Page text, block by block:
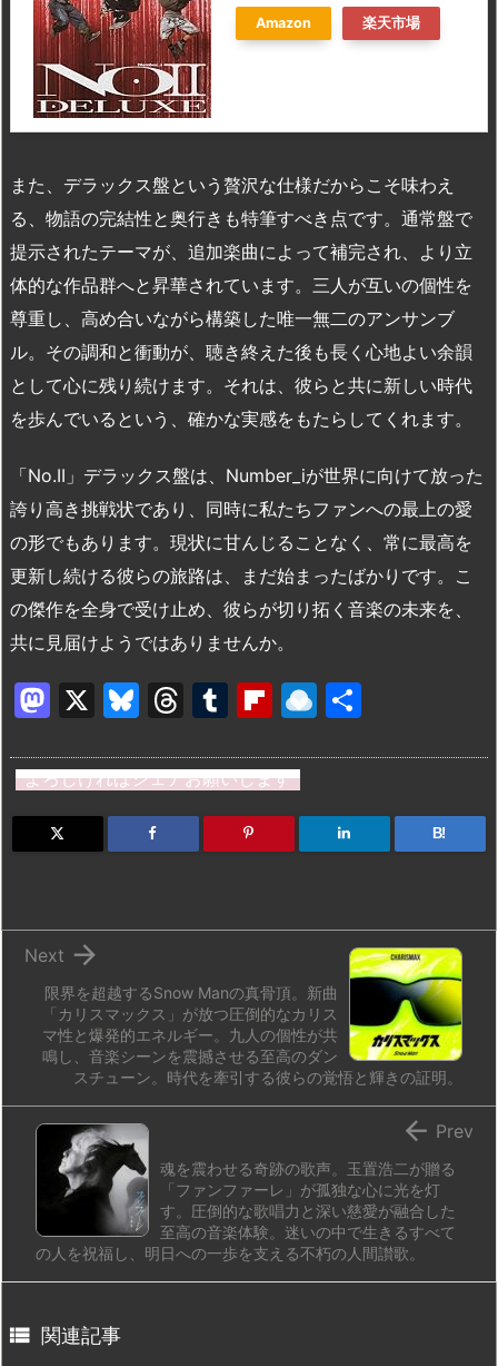
Amazon 楽天市場
また、デラックス盤という贅沢な仕様だからこそ味わえ
る、物語の完結性と奥行きも特筆すべき点です。通常盤で
提示されたテーマが、追加楽曲によって補完され、より立
体的な作品群へと昇華されています。三人が互いの個性を
尊重し、高め合いながら構築した唯一無二のアンサンブ
ル。その調和と衝動が、聴き終えた後も長く心地よい余韻
として心に残り続けます。それは、彼らと共に新しい時代
を歩んでいるという、確かな実感をもたらしてくれます。
「No.II」デラックス盤は、Number_iが世界に向けて放った
誇り高き挑戦状であり、同時に私たちファンへの最上の愛
の形でもあります。現状に甘んじることなく、常に最高を
更新し続ける彼らの旅路は、まだ始まったばかりです。こ
の傑作を全身で受け止め、彼らが切り拓く音楽の未来を、
共に見届けようではありませんか。
M
st
o
d
X
Bl
e
s
k
T
e
a
d
T
m
bl
r
Fl
b
o
ar
R
n
dr
o
よろしければシェアお願いします
B!
限界を超越するSnow Manの真骨頂。新曲
「カリスマックス」が放つ圧倒的なカリス
マ性と爆発的エネルギー。九人の個性が共
鳴し、音楽シーンを震撼させる至高のダン
スチューン。時代を牽引する彼らの覚悟と輝きの証明。

Next
魂を震わせる奇跡の歌声。玉置浩二が贈る
「ファンファーレ」が孤独な心に光を灯
す。圧倒的な歌唱力と深い慈愛が融合した
至高の音楽体験。迷いの中で生きるすべて
の人を祝福し、明日への一歩を支える不朽の人間讃歌。
 Prev
 関連記事